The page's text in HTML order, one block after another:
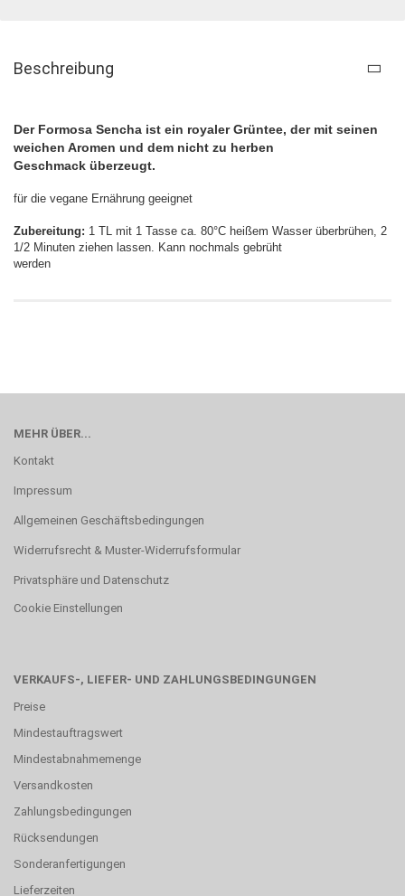
Beschreibung
Der Formosa Sencha ist ein royaler Grüntee, der mit seinen
weichen Aromen und dem nicht zu herben
Geschmack überzeugt.
für die vegane Ernährung geeignet
Zubereitung: 1 TL mit 1 Tasse ca. 80°C heißem Wasser überbrühen, 2
1/2 Minuten ziehen lassen. Kann nochmals gebrüht
werden
MEHR ÜBER...
Kontakt
Impressum
Allgemeinen Geschäftsbedingungen
Widerrufsrecht & Muster-Widerrufsformular
Privatsphäre und Datenschutz
Cookie Einstellungen
VERKAUFS-, LIEFER- UND ZAHLUNGSBEDINGUNGEN
Preise
Mindestauftragswert
Mindestabnahmemenge
Versandkosten
Zahlungsbedingungen
Rücksendungen
Sonderanfertigungen
Lieferzeiten